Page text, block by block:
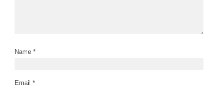
Name *
Email *